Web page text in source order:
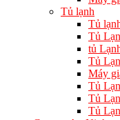
Tủ lạnh
Tủ
Tủ
tủ
Tủ
Máy
Tủ
Tủ
Tủ